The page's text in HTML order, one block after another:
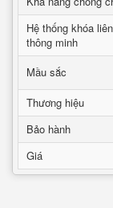
Hệ thống khóa
thông minh
Mầu sắc
Thương hiệu
Bảo hành
Giá